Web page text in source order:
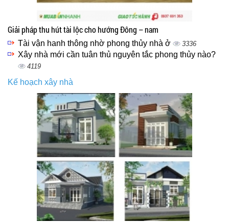
Giải pháp thu hút tài lộc cho hướng Đông – nam
Tài vận hanh thông nhờ phong thủy nhà ở 3336
Xây nhà mới cần tuân thủ nguyên tắc phong thủy nào?
4119
Kế hoạch xây nhà